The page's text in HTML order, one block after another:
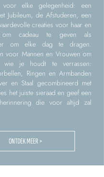
voor elke gelegenheid: een
Jubileum, de Afstuderen, een
creaties voor haar en
cadeau te geven als
om elke dag te dragen.
voor Mannen en Vrouwen om
wie je houdt te verrassen:
Ringen en Armbanden
en Staal gecombineerd met
het juiste sieraad en geef een
die voor altijd zal
ONTDEK MEER >